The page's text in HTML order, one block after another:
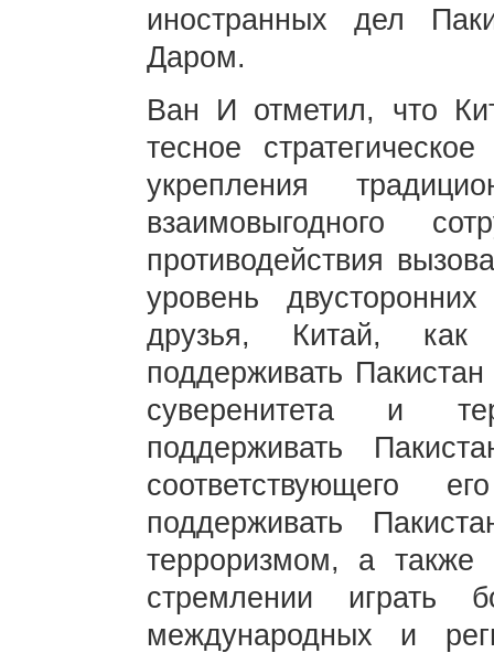
иностранных дел
Даром.
Ван И отметил, что
тесное
укрепления
взаимовыгодного
противодействия
уровень
друзья, Китай,
поддерживать
суверенитета и
поддерживать
соответствующего
поддерживать
терроризмом, а также
стремлении играть
международных и